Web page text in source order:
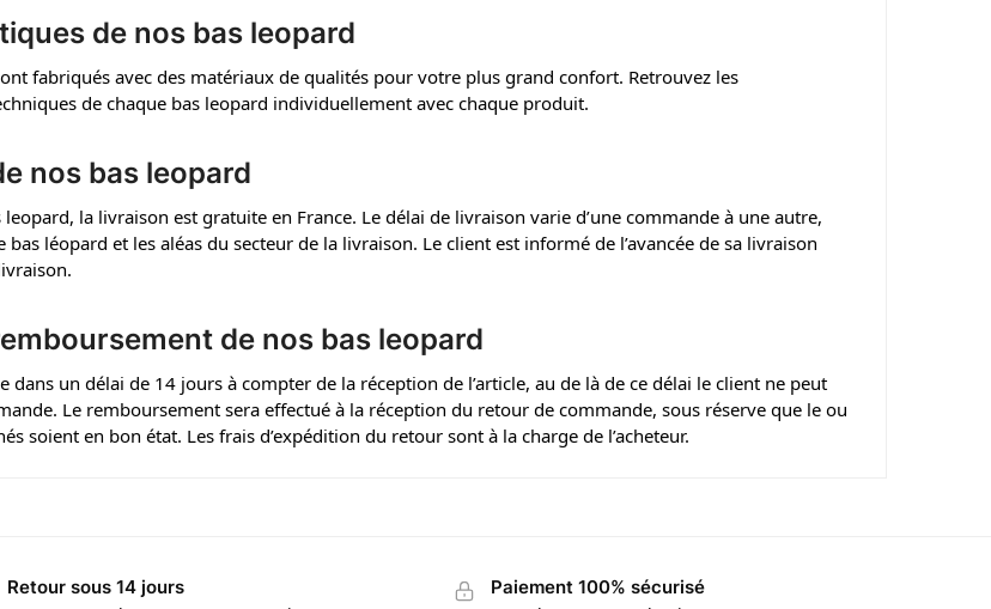
de nos bas leopard
fabriqués avec des matériaux de qualités pour votre plus grand confort. Retrouvez les
de chaque bas leopard individuellement avec chaque produit.
nos bas leopard
la livraison est gratuite en France. Le délai de livraison varie d’une commande à une autre,
bas léopard et les aléas du secteur de la livraison. Le client est informé de l’avancée de sa livraison
de nos bas leopard
dans un délai de 14 jours à compter de la réception de l’article, au de là de ce délai le client ne peut
Le remboursement sera effectué à la réception du retour de commande, sous réserve que le ou
soient en bon état. Les frais d’expédition du retour sont à la charge de l’acheteur.
Retour sous 14 jours
Paiement 100% sécurisé